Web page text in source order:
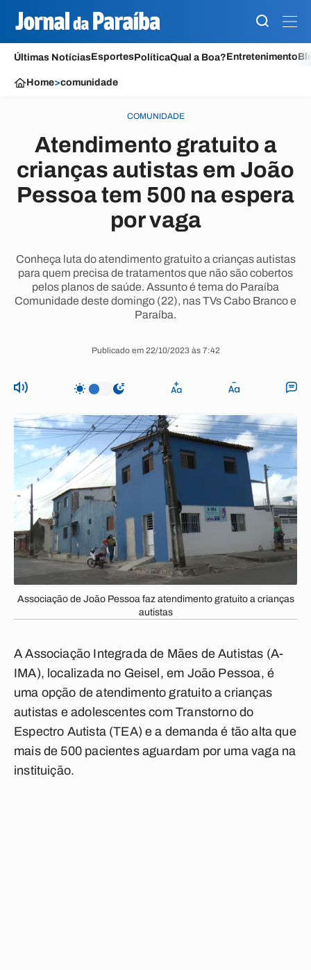
Últimas NotíciasEsportesPolíticaQual a Boa?Entretenimento
Home>comunidade
COMUNIDADE
Atendimento gratuito a
crianças autistas em João
Pessoa tem 500 na espera
por vaga
Conheça luta do atendimento gratuito a crianças autistas
para quem precisa de tratamentos que não são cobertos
pelos planos de saúde. Assunto é tema do Paraíba
Comunidade deste domingo (22), nas TVs Cabo Branco e
Paraíba.
Publicado em 22/10/2023 às 7:42
Associação de João Pessoa faz atendimento gratuito a crianças
autistas
A Associação Integrada de Mães de Autistas (A-
IMA), localizada no Geisel, em João Pessoa, é
uma opção de atendimento gratuito a crianças
autistas e adolescentes com Transtorno do
Espectro Autista (TEA) e a demanda é tão alta que
mais de 500 pacientes aguardam por uma vaga na
instituição.